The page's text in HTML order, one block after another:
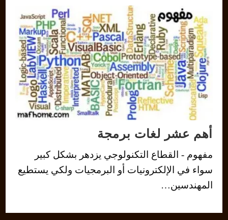
أهم عشر لغات برمجة
مفهوم - القطاع التكنولوجي يزدهر بشكل كبير
سواء في الإلكترونيات أو البرمجيات ولكي يستطيع
المهندسين…